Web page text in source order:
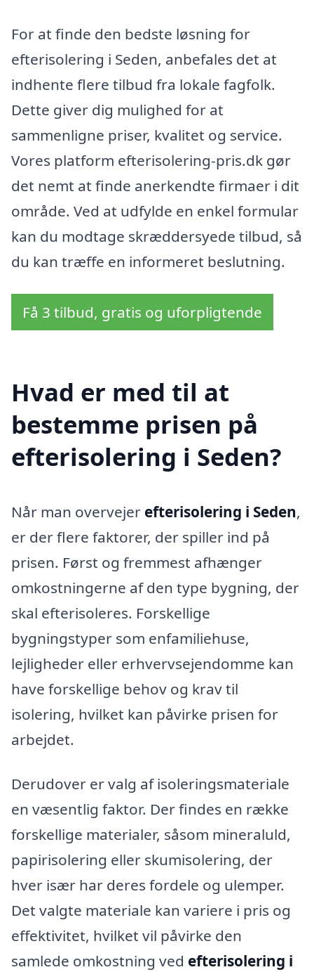
For at finde den bedste løsning for
efterisolering i Seden, anbefales det at
indhente flere tilbud fra lokale fagfolk.
Dette giver dig mulighed for at
sammenligne priser, kvalitet og service.
Vores platform efterisolering-pris.dk gør
det nemt at finde anerkendte firmaer i dit
område. Ved at udfylde en enkel formular
kan du modtage skræddersyede tilbud, så
du kan træffe en informeret beslutning.
Få 3 tilbud, gratis og uforpligtende
Hvad er med til at
bestemme prisen på
efterisolering i Seden?
Når man overvejer efterisolering i Seden,
er der flere faktorer, der spiller ind på
prisen. Først og fremmest afhænger
omkostningerne af den type bygning, der
skal efterisoleres. Forskellige
bygningstyper som enfamiliehuse,
lejligheder eller erhvervsejendomme kan
have forskellige behov og krav til
isolering, hvilket kan påvirke prisen for
arbejdet.
Derudover er valg af isoleringsmateriale
en væsentlig faktor. Der findes en række
forskellige materialer, såsom mineraluld,
papirisolering eller skumisolering, der
hver især har deres fordele og ulemper.
Det valgte materiale kan variere i pris og
effektivitet, hvilket vil påvirke den
samlede omkostning ved efterisolering i